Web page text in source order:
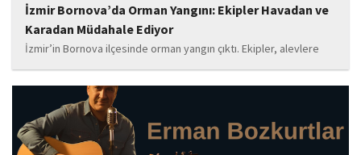
İzmir Bornova’da Orman Yangını: Ekipler Havadan ve
Karadan Müdahale Ediyor
İzmir’in Bornova ilçesinde orman yangın çıktı. Ekipler, alevlere
havadan ve karadan müdahale ediyor.